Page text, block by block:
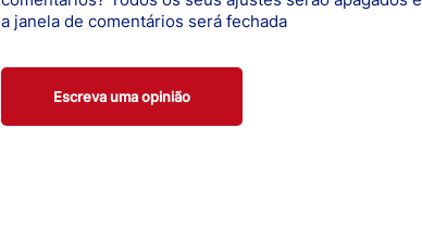
a janela de comentários será fechada
Escreva uma opinião